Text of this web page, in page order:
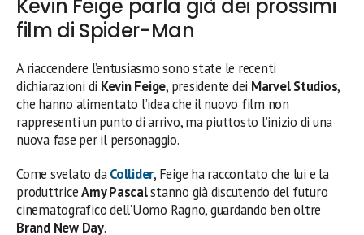
Kevin Feige parla già dei prossimi
film di Spider-Man
A riaccendere l’entusiasmo sono state le recenti
dichiarazioni di Kevin Feige, presidente dei Marvel Studios,
che hanno alimentato l’idea che il nuovo film non
rappresenti un punto di arrivo, ma piuttosto l’inizio di una
nuova fase per il personaggio.
Come svelato daCollider, Feige ha raccontato che lui e la
produttriceAmy Pascalstanno già discutendo del futuro
cinematografico dell’Uomo Ragno, guardando ben oltre
Brand New Day.